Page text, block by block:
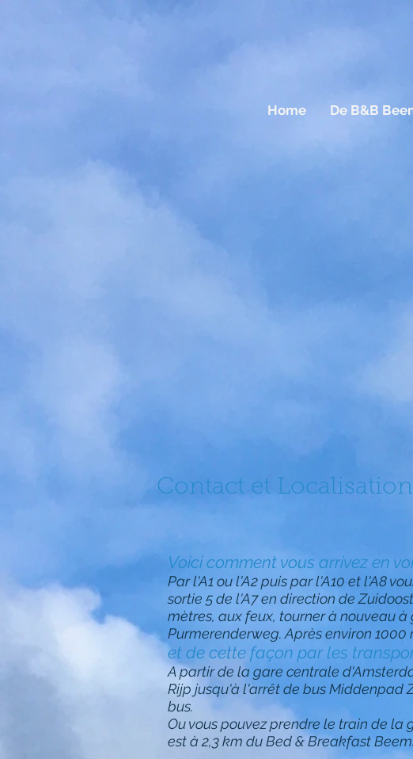
Home De B&B
Contact et Localisation
Voici comment vous arrivez en
Par l'A1 ou l'A2 puis par l'A10 et l'A8
sortie 5 de l'A7 en direction de
mètres, aux feux, tourner à nouveau
Purmerenderweg. Après environ 1000
et de cette façon par les
A partir de la gare centrale
Rijp jusqu'à l'arrêt de bus Middenpad
bus.
Ou vous pouvez prendre le train de
est à 2,3 km du Bed & Breakfast